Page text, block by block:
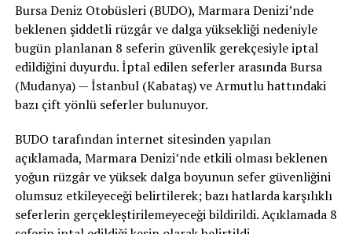
Bursa Deniz Otobüsleri (BUDO), Marmara Denizi’nde
beklenen şiddetli rüzgâr ve dalga yüksekliği nedeniyle
bugün planlanan 8 seferin güvenlik gerekçesiyle iptal
edildiğini duyurdu. İptal edilen seferler arasında Bursa
(Mudanya) — İstanbul (Kabataş) ve Armutlu hattındaki
bazı çift yönlü seferler bulunuyor.
BUDO tarafından internet sitesinden yapılan
açıklamada, Marmara Denizi’nde etkili olması beklenen
yoğun rüzgâr ve yüksek dalga boyunun sefer güvenliğini
olumsuz etkileyeceği belirtilerek; bazı hatlarda karşılıklı
seferlerin gerçekleştirilemeyeceği bildirildi. Açıklamada 8